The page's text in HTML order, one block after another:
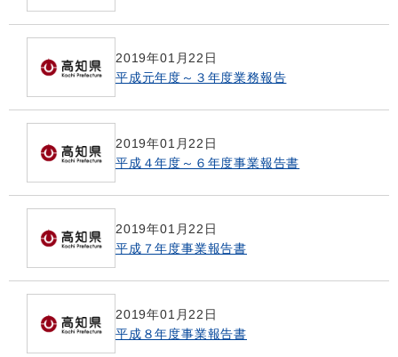
2019年01月22日
平成元年度～３年度業務報告
2019年01月22日
平成４年度～６年度事業報告書
2019年01月22日
平成７年度事業報告書
2019年01月22日
平成８年度事業報告書